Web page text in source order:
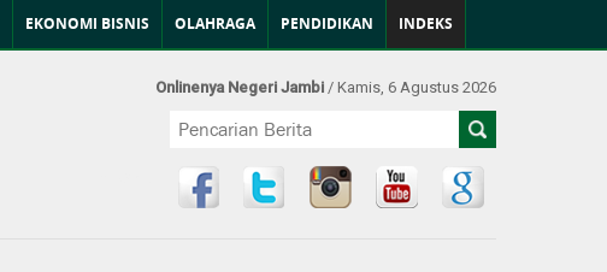
EKONOMI BISNIS OLAHRAGA PENDIDIKAN INDEKS
Onlinenya Negeri Jambi / Kamis, 6 Agustus 2026